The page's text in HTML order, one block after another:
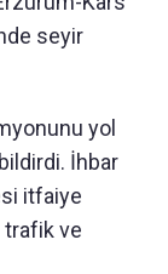
seyir
yol
İhbar
itfaiye
trafik ve